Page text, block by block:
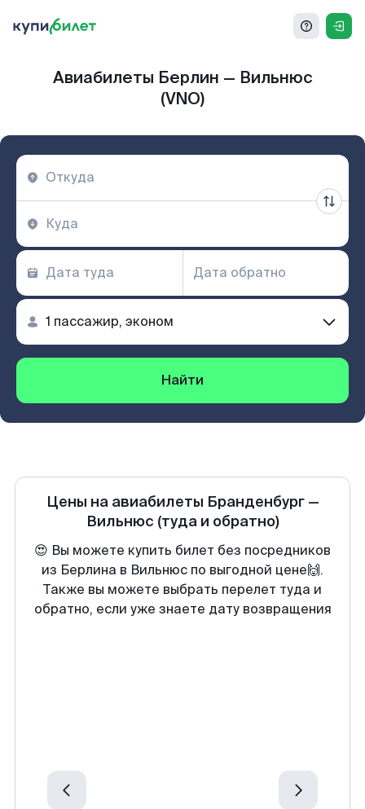
Авиабилеты Берлин — Вильнюс
(VNO)
Найти
Цены на авиабилеты Бранденбург—
Вильнюс (туда и обратно)
😍 Вы можете купить билет без посредников
из Берлина в Вильнюс по выгодной цене🙌.
Также вы можете выбрать перелет туда и
обратно, если уже знаете дату возвращения